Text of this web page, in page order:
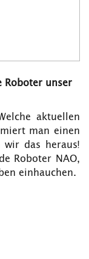
Roboter unser
aktuellen
man einen
wir das heraus!
Roboter NAO,
einhauchen.